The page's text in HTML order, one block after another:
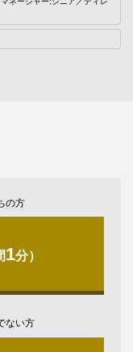
の方
1分）
ない方